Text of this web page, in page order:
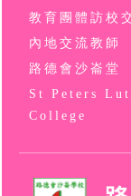
教育團體訪校
內地交流教師
路德會沙崙堂
St Peters
College